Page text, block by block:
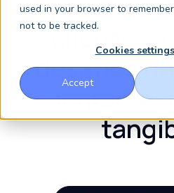
used in your browser to
not to be tracked.
Cookies settings
Accept
Ayudando
clientes a
desafíos
lograr